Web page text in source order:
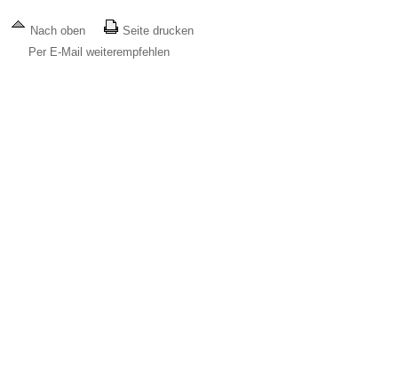
Nach oben
Seite drucken
Per E-Mail weiterempfehlen